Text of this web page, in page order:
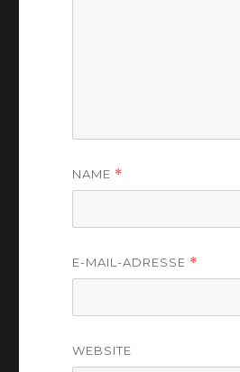
NAME *
E-MAIL-ADRESSE *
WEBSITE